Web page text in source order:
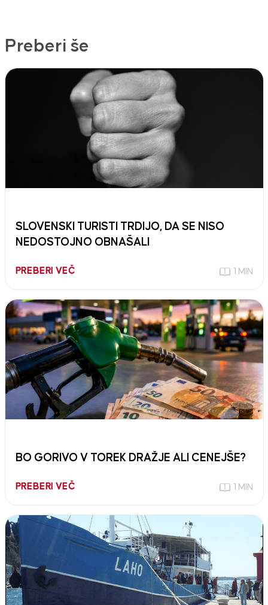
Preberi še
SLOVENSKI TURISTI TRDIJO, DA SE NISO
NEDOSTOJNO OBNAŠALI
PREBERI VEČ 1 MIN
BO GORIVO V TOREK DRAŽJE ALI CENEJŠE?
PREBERI VEČ 1 MIN